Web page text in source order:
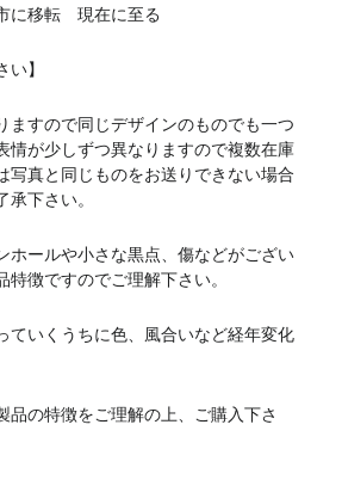
に移転 現在に至る
】
ますので同じデザインのものでも一つ
情が少しずつ異なりますので複数在庫
写真と同じものをお送りできない場合
下さい。
ホールや小さな黒点、傷などがござい
徴ですのでご理解下さい。
ていくうちに色、風合いなど経年変化
の特徴をご理解の上、ご購入下さ